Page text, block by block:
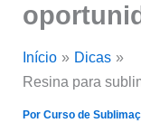
Início
Dicas
Resina para
PorCurso de